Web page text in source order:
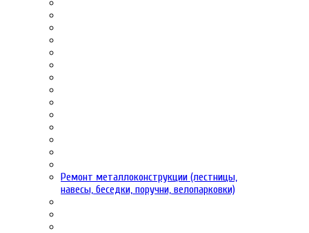
Ремонт металлоконструкции (лестницы,
навесы, беседки, поручни, велопарковки)